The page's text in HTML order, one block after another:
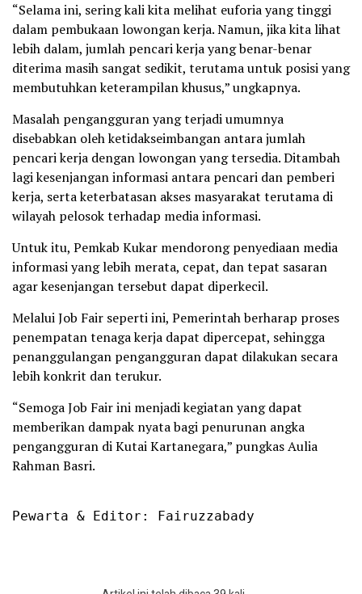
“Selama ini, sering kali kita melihat euforia yang tinggi
dalam pembukaan lowongan kerja. Namun, jika kita lihat
lebih dalam, jumlah pencari kerja yang benar-benar
diterima masih sangat sedikit, terutama untuk posisi yang
membutuhkan keterampilan khusus,” ungkapnya.
Masalah pengangguran yang terjadi umumnya
disebabkan oleh ketidakseimbangan antara jumlah
pencari kerja dengan lowongan yang tersedia. Ditambah
lagi kesenjangan informasi antara pencari dan pemberi
kerja, serta keterbatasan akses masyarakat terutama di
wilayah pelosok terhadap media informasi.
Untuk itu, Pemkab Kukar mendorong penyediaan media
informasi yang lebih merata, cepat, dan tepat sasaran
agar kesenjangan tersebut dapat diperkecil.
Melalui Job Fair seperti ini, Pemerintah berharap proses
penempatan tenaga kerja dapat dipercepat, sehingga
penanggulangan pengangguran dapat dilakukan secara
lebih konkrit dan terukur.
“Semoga Job Fair ini menjadi kegiatan yang dapat
memberikan dampak nyata bagi penurunan angka
pengangguran di Kutai Kartanegara,” pungkas Aulia
Rahman Basri.
Pewarta & Editor: Fairuzzabady